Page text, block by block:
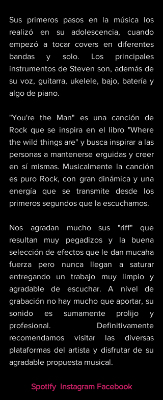
Sus primeros pasos en la música los
realizó en su adolescencia, cuando
empezó a tocar covers en diferentes
bandas y solo. Los principales
instrumentos de Steven son, además de
su voz, guitarra, ukelele, bajo, batería y
algo de piano.
"You're the Man" es una canción de
Rock que se inspira en el libro "Where
the wild things are" y busca inspirar a las
personas a mantenerse erguidas y creer
en sí mismas. Musicalmente la canción
es puro Rock, con gran dinámica y una
energía que se transmite desde los
primeros segundos que la escuchamos.
Nos agradan mucho sus "riff" que
resultan muy pegadizos y la buena
selección de efectos que le dan mucaha
fuerza pero nunca llegan a saturar
entregando un trabajo muy limpio y
agradable de escuchar. A nivel de
grabación no hay mucho que aportar, su
sonido es sumamente prolijo y
profesional. Definitivamente
recomendamos visitar las diversas
plataformas del artista y disfrutar de su
agradable propuesta musical.
Spotify Instagram Facebook